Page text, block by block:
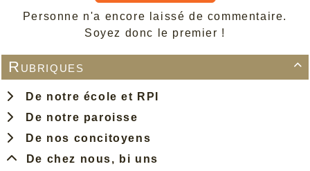

Rubriques
De notre école et RPI
De notre paroisse
De nos concitoyens
De chez nous, bi uns
Personne n'a encore laissé de commentaire.
Soyez donc le premier !